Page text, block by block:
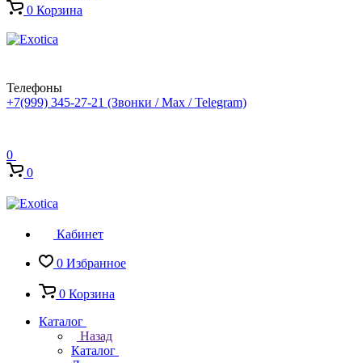
0 Корзина
Телефоны
+7(999) 345-27-21 (Звонки / Max / Telegram)
0
0
Кабинет
0 Избранное
0 Корзина
Каталог
Назад
Каталог